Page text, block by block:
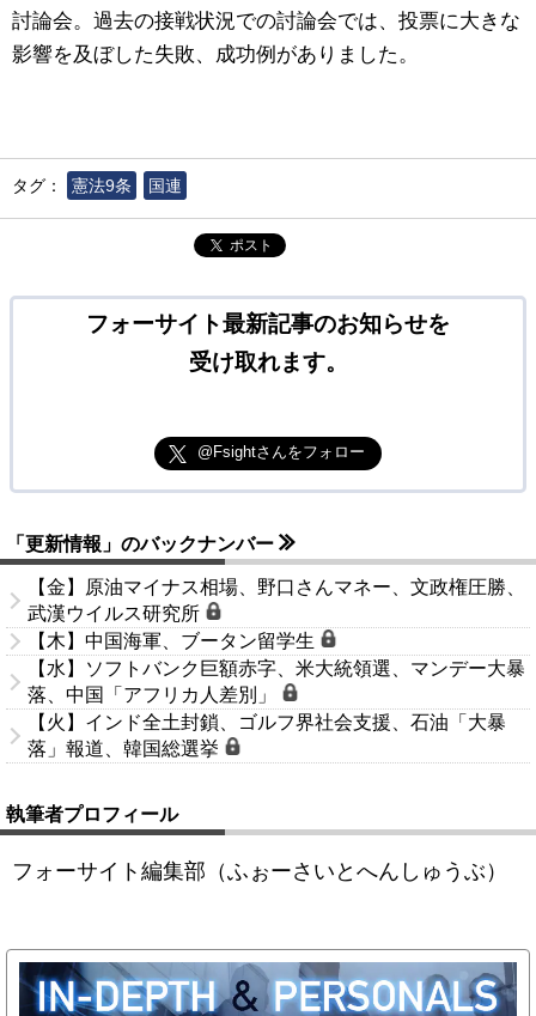
討論会。過去の接戦状況での討論会では、投票に大きな
影響を及ぼした失敗、成功例がありました。
タグ： 憲法9条 国連
ポスト
フォーサイト最新記事のお知らせを
受け取れます。
@Fsightさんをフォロー
「更新情報」のバックナンバー
【金】原油マイナス相場、野口さんマネー、文政権圧勝、
武漢ウイルス研究所
【木】中国海軍、ブータン留学生
【水】ソフトバンク巨額赤字、米大統領選、マンデー大暴
落、中国「アフリカ人差別」
【火】インド全土封鎖、ゴルフ界社会支援、石油「大暴
落」報道、韓国総選挙
執筆者プロフィール
フォーサイト編集部（ふぉーさいとへんしゅうぶ）